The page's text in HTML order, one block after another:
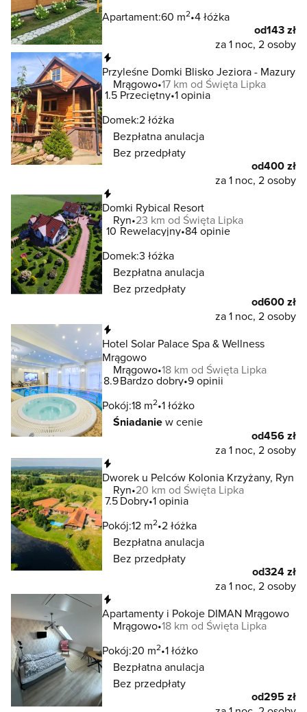
Apartament:60 m2 4 łóżka
od143 zł
za 1 noc, 2 osoby
Przyleśne Domki Blisko Jeziora - Mazury
Mrągowo 17 km od Święta Lipka
1.5 Przeciętny 1 opinia
Domek:2 łóżka
Bezpłatna anulacja
Bez przedpłaty
od400 zł
za 1 noc, 2 osoby
Domki Rybical Resort
Ryn 23 km od Święta Lipka
10 Rewelacyjny 84 opinie
Domek:3 łóżka
Bezpłatna anulacja
Bez przedpłaty
od600 zł
za 1 noc, 2 osoby
Hotel Solar Palace Spa & Wellness
Mrągowo
Mrągowo 18 km od Święta Lipka
8.9Bardzo dobry 9 opinii
Pokój:18 m2 1 łóżko
Śniadaniew cenie
od456 zł
za 1 noc, 2 osoby
Dworek u Pelców Kolonia Krzyżany, Ryn
Ryn 20 km od Święta Lipka
7.5Dobry 1 opinia
Pokój:12 m2 2 łóżka
Bezpłatna anulacja
Bez przedpłaty
od324 zł
za 1 noc, 2 osoby
Apartamenty i Pokoje DIMAN Mrągowo
Mrągowo 18 km od Święta Lipka
Pokój:20 m2 1 łóżko
Bezpłatna anulacja
Bez przedpłaty
od295 zł